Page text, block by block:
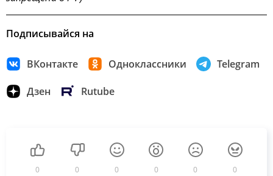
Подписывайся на
ВКонтакте Одноклассники Telegram
Дзен Rutube
0 0 0 0 0 0